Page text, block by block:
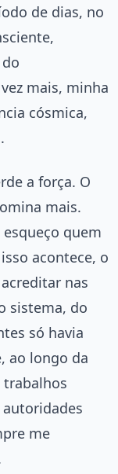
de dias, no
mais, minha
cósmica,
a força. O
mais.
quem
acontece, o
nas
sistema, do
só havia
ao longo da
me